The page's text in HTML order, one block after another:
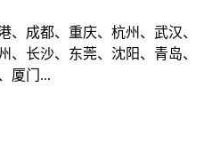
、成都、重庆、杭州、武汉、
、长沙、东莞、沈阳、青岛、
厦门...